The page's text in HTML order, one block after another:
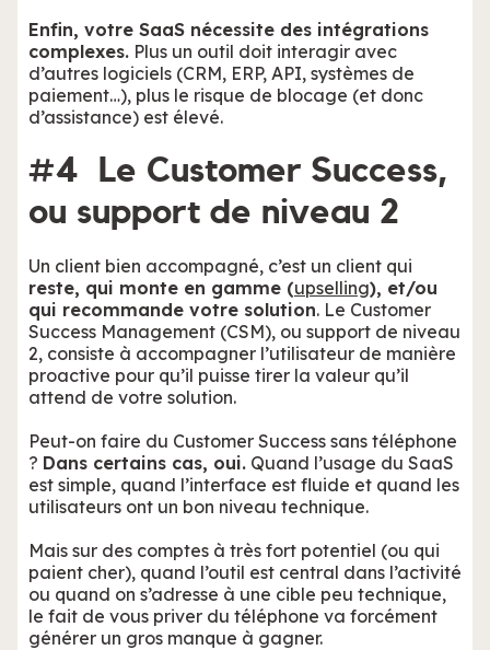
Enfin, votre SaaS nécessite des intégrations
complexes. Plus un outil doit interagir avec
d’autres logiciels (CRM, ERP, API, systèmes de
paiement…), plus le risque de blocage (et donc
d’assistance) est élevé.
#4 Le Customer Success,
ou support de niveau 2
Un client bien accompagné, c’est un client qui
reste, qui monte en gamme (upselling), et/ou
qui recommande votre solution. Le Customer
Success Management (CSM), ou support de niveau
2, consiste à accompagner l’utilisateur de manière
proactive pour qu’il puisse tirer la valeur qu’il
attend de votre solution.
Peut-on faire du Customer Success sans téléphone
? Dans certains cas, oui. Quand l’usage du SaaS
est simple, quand l’interface est fluide et quand les
utilisateurs ont un bon niveau technique.
Mais sur des comptes à très fort potentiel (ou qui
paient cher), quand l’outil est central dans l’activité
ou quand on s’adresse à une cible peu technique,
le fait de vous priver du téléphone va forcément
générer un gros manque à gagner.